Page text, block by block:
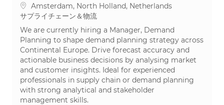
場所Amsterdam, North Holland, Netherlands
カテゴリ
サプライチェーン＆物流
We are currently hiring a Manager, Demand
Planning to shape demand planning strategy across
Continental Europe. Drive forecast accuracy and
actionable business decisions by analysing market
and customer insights. Ideal for experienced
professionals in supply chain or demand planning
with strong analytical and stakeholder
management skills.